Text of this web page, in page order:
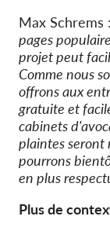
Max Schrems :
pages
projet peut
Comme nous
offrons aux
gratuite et
cabinets
plaintes seront
pourrons
en plus
Plus de